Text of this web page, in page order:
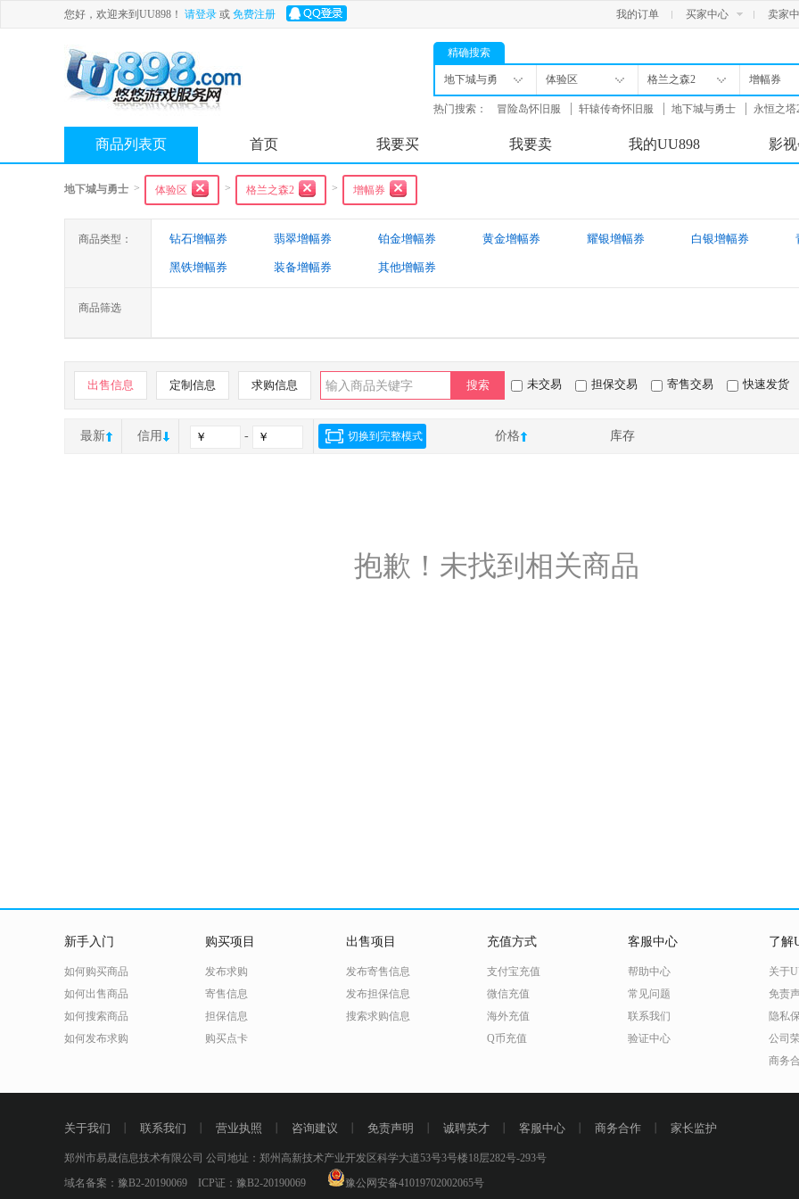
您好，欢迎来到UU898！ 请登录 或 免费注册 我的订单 买家中心 卖家
精确搜索
地下城与勇
士
体验区 格兰之森2 增幅券
热门搜索： 冒险岛怀旧服 轩辕传奇怀旧服 地下城与勇士
永恒之
商品列表页 首页 我要买 我要卖 我的UU898 影
地下城与勇士 > 体验区 > 格兰之森2 > 增幅券
商品类型： 钻石增幅券 翡翠增幅券 铂金增幅券 黄金增幅券 耀银增幅券 白银增幅券
黑铁增幅券 装备增幅券 其他增幅券
商品筛选
出售信息 定制信息 求购信息 搜索 未交易 担保交易 寄售交易 快速发货
最新 信用 - 切换到完整模式 价格 库存
抱歉！未找到相关商品
新手入门
如何购买商品
如何出售商品
如何搜索商品
如何发布求购
购买项目
发布求购
寄售信息
担保信息
购买点卡
出售项目
发布寄售信息
发布担保信息
搜索求购信息
充值方式
支付宝充值
微信充值
海外充值
Q币充值
客服中心
帮助中心
常见问题
联系我们
验证中心
了解
关于
免责
隐私
公司
商务
关于我们 联系我们 营业执照 咨询建议 免责声明 诚聘英才 客服中心 商务合作 家长监护
郑州市易晟信息技术有限公司 公司地址：郑州高新技术产业开发区科学大道53号3号楼18层282号-293号
域名备案： 豫B2-20190069 ICP证： 豫B2-20190069
豫公网安备41019702002065号